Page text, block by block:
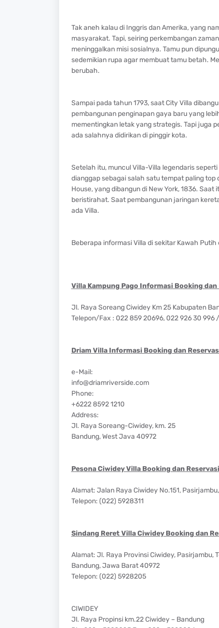
Tak aneh kalau di Inggris dan Amerika, yang
masyarakat. Tapi, seiring perkembangan
meninggalkan misi sosialnya. Tamu pun
sedemikian rupa agar membuat tamu betah.
berubah.
Sampai pada tahun 1793, saat City Villa
pembangunan penginapan gaya baru yang
mementingkan letak yang strategis. Tapi juga
ada salahnya didirikan di pinggir kota.
Setelah itu, muncul Villa-Villa legendaris
dianggap sebagai salah satu tempat paling
House, yang dibangun di New York, 1836.
beristirahat. Saat pembangunan jaringan
ada Villa.
Beberapa informasi Villa di sekitar Kawah Putih
Villa Kampung Pago Informasi Booking dan
Jl. Raya Soreang Ciwidey Km 25 Kabupaten
Telepon/Fax : 022 859 20696, 022 926 30 996
Driam Villa Informasi Booking dan
e-Mail:
info@driamriverside.com
Phone:
+6222 8592 1210
Address:
Jl. Raya Soreang-Ciwidey, km. 25
Bandung, West Java 40972
Pesona Ciwidey Villa Booking dan
Alamat: Jalan Raya Ciwidey No.151,
Telepon: (022) 5928311
Sindang Reret Villa Ciwidey Booking dan
Alamat: Jl. Raya Provinsi Ciwidey, Pasirjambu,
Bandung, Jawa Barat 40972
Telepon: (022) 5928205
CIWIDEY
Jl. Raya Propinsi km.22 Ciwidey – Bandung